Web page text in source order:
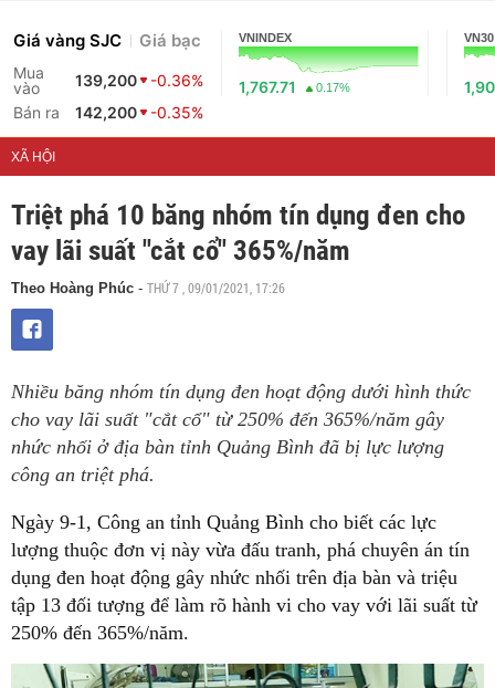
Giá vàng SJC Giá bạc
Mua
vào
139,200
-0.36%
Bán ra
142,200 -0.35%
VNINDEX
1,767.71 0.17%
VN30
XÃ HỘI
Triệt phá 10 băng nhóm tín dụng đen cho
vay lãi suất "cắt cổ" 365%/năm
Theo Hoàng Phúc - THỨ 7 , 09/01/2021, 17:26
Nhiều băng nhóm tín dụng đen hoạt động dưới hình thức
cho vay lãi suất "cắt cổ" từ 250% đến 365%/năm gây
nhức nhối ở địa bàn tỉnh Quảng Bình đã bị lực lượng
công an triệt phá.
Ngày 9-1, Công an tỉnh Quảng Bình cho biết các lực
lượng thuộc đơn vị này vừa đấu tranh, phá chuyên án tín
dụng đen hoạt động gây nhức nhối trên địa bàn và triệu
tập 13 đối tượng để làm rõ hành vi cho vay với lãi suất từ
250% đến 365%/năm.